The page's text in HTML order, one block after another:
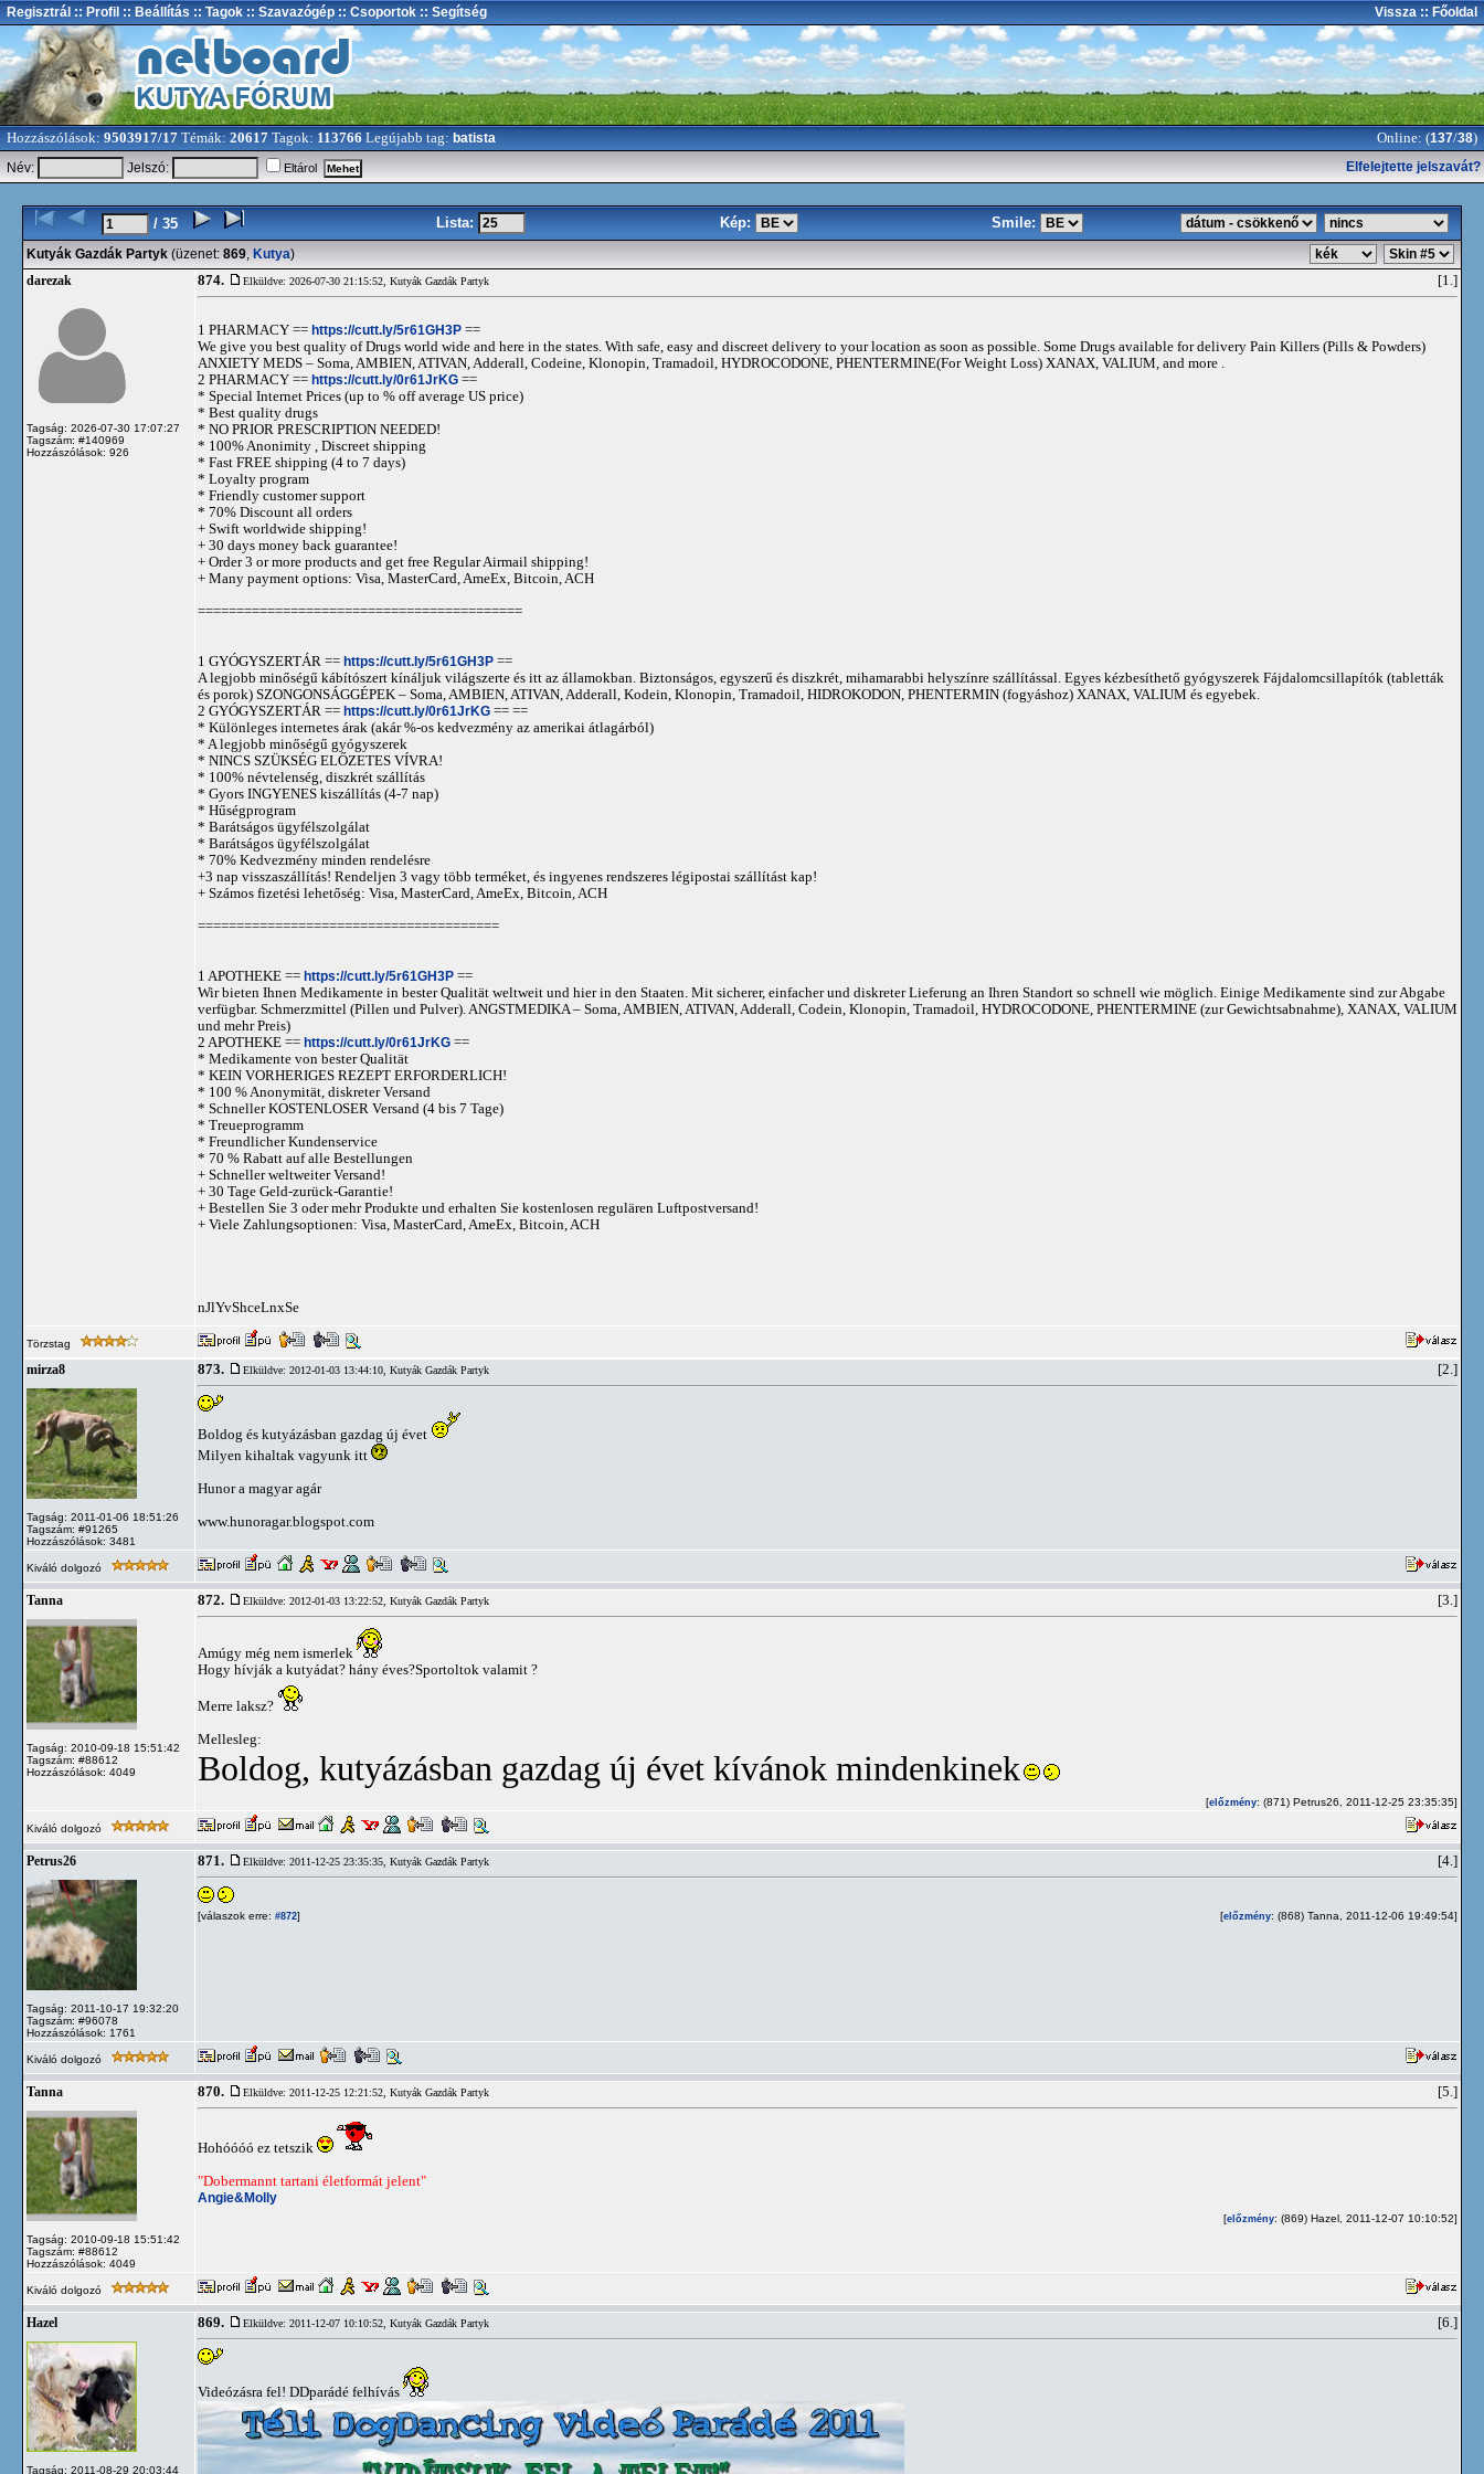
Regisztrál :: Profil :: Beállítás :: Tagok :: Szavazógép :: Csoportok :: Segítség Vissza :: Főoldal
Hozzászólások: 9503917/17 Témák: 20617 Tagok: 113766 Legújabb tag: batista Online: (137/38)
Név: Jelszó: Eltárol Elfelejtette jelszavát?
/ 35 Lista: Kép: Smile:
Kutyák Gazdák Partyk (üzenet: 869, Kutya)
darezak
Tagság: 2026-07-30 17:07:27
Tagszám: #140969
Hozzászólások: 926
874. Elküldve: 2026-07-30 21:15:52, Kutyák Gazdák Partyk [1.]
1 PHARMACY == https://cutt.ly/5r61GH3P ==
We give you best quality of Drugs world wide and here in the states. With safe, easy and discreet delivery to your location as soon as possible. Some Drugs available for delivery Pain Killers (Pills & Powders)
ANXIETY MEDS – Soma, AMBIEN, ATIVAN, Adderall, Codeine, Klonopin, Tramadoil, HYDROCODONE, PHENTERMINE(For Weight Loss) XANAX, VALIUM, and more .
2 PHARMACY == https://cutt.ly/0r61JrKG ==
* Special Internet Prices (up to % off average US price)
* Best quality drugs
* NO PRIOR PRESCRIPTION NEEDED!
* 100% Anonimity , Discreet shipping
* Fast FREE shipping (4 to 7 days)
* Loyalty program
* Friendly customer support
* 70% Discount all orders
+ Swift worldwide shipping!
+ 30 days money back guarantee!
+ Order 3 or more products and get free Regular Airmail shipping!
+ Many payment options: Visa, MasterCard, AmeEx, Bitcoin, ACH
==========================================
1 GYÓGYSZERTÁR == https://cutt.ly/5r61GH3P ==
A legjobb minőségű kábítószert kínáljuk világszerte és itt az államokban. Biztonságos, egyszerű és diszkrét, mihamarabbi helyszínre szállítással. Egyes kézbesíthető gyógyszerek Fájdalomcsillapítók (tabletták
és porok) SZONGONSÁGGÉPEK – Soma, AMBIEN, ATIVAN, Adderall, Kodein, Klonopin, Tramadoil, HIDROKODON, PHENTERMIN (fogyáshoz) XANAX, VALIUM és egyebek.
2 GYÓGYSZERTÁR == https://cutt.ly/0r61JrKG == ==
* Különleges internetes árak (akár %-os kedvezmény az amerikai átlagárból)
* A legjobb minőségű gyógyszerek
* NINCS SZÜKSÉG ELŐZETES VÍVRA!
* 100% névtelenség, diszkrét szállítás
* Gyors INGYENES kiszállítás (4-7 nap)
* Hűségprogram
* Barátságos ügyfélszolgálat
* Barátságos ügyfélszolgálat
* 70% Kedvezmény minden rendelésre
+3 nap visszaszállítás! Rendeljen 3 vagy több terméket, és ingyenes rendszeres légipostai szállítást kap!
+ Számos fizetési lehetőség: Visa, MasterCard, AmeEx, Bitcoin, ACH
=======================================
1 APOTHEKE == https://cutt.ly/5r61GH3P ==
Wir bieten Ihnen Medikamente in bester Qualität weltweit und hier in den Staaten. Mit sicherer, einfacher und diskreter Lieferung an Ihren Standort so schnell wie möglich. Einige Medikamente sind zur Abgabe
verfügbar. Schmerzmittel (Pillen und Pulver). ANGSTMEDIKA – Soma, AMBIEN, ATIVAN, Adderall, Codein, Klonopin, Tramadoil, HYDROCODONE, PHENTERMINE (zur Gewichtsabnahme), XANAX, VALIUM
und mehr Preis)
2 APOTHEKE == https://cutt.ly/0r61JrKG ==
* Medikamente von bester Qualität
* KEIN VORHERIGES REZEPT ERFORDERLICH!
* 100 % Anonymität, diskreter Versand
* Schneller KOSTENLOSER Versand (4 bis 7 Tage)
* Treueprogramm
* Freundlicher Kundenservice
* 70 % Rabatt auf alle Bestellungen
+ Schneller weltweiter Versand!
+ 30 Tage Geld-zurück-Garantie!
+ Bestellen Sie 3 oder mehr Produkte und erhalten Sie kostenlosen regulären Luftpostversand!
+ Viele Zahlungsoptionen: Visa, MasterCard, AmeEx, Bitcoin, ACH
nJlYvShceLnxSe
Törzstag
mirza8
Tagság: 2011-01-06 18:51:26
Tagszám: #91265
Hozzászólások: 3481
873. Elküldve: 2012-01-03 13:44:10, Kutyák Gazdák Partyk [2.]
Boldog és kutyázásban gazdag új évet
Milyen kihaltak vagyunk itt
Hunor a magyar agár
www.hunoragar.blogspot.com
Kiváló dolgozó
Tanna
Tagság: 2010-09-18 15:51:42
Tagszám: #88612
Hozzászólások: 4049
872. Elküldve: 2012-01-03 13:22:52, Kutyák Gazdák Partyk [3.]
Amúgy még nem ismerlek
Hogy hívják a kutyádat? hány éves?Sportoltok valamit ?
Merre laksz?
Mellesleg:
Boldog, kutyázásban gazdag új évet kívánok mindenkinek
[előzmény: (871) Petrus26, 2011-12-25 23:35:35]
Kiváló dolgozó
Petrus26
Tagság: 2011-10-17 19:32:20
Tagszám: #96078
Hozzászólások: 1761
871. Elküldve: 2011-12-25 23:35:35, Kutyák Gazdák Partyk [4.]
[válaszok erre: #872] [előzmény: (868) Tanna, 2011-12-06 19:49:54]
Kiváló dolgozó
Tanna
Tagság: 2010-09-18 15:51:42
Tagszám: #88612
Hozzászólások: 4049
870. Elküldve: 2011-12-25 12:21:52, Kutyák Gazdák Partyk [5.]
Hohóóóó ez tetszik
"Dobermannt tartani életformát jelent"
Angie&Molly
[előzmény: (869) Hazel, 2011-12-07 10:10:52]
Kiváló dolgozó
Hazel
Tagság: 2011-08-29 20:03:44
869. Elküldve: 2011-12-07 10:10:52, Kutyák Gazdák Partyk [6.]
Videózásra fel! DDparádé felhívás